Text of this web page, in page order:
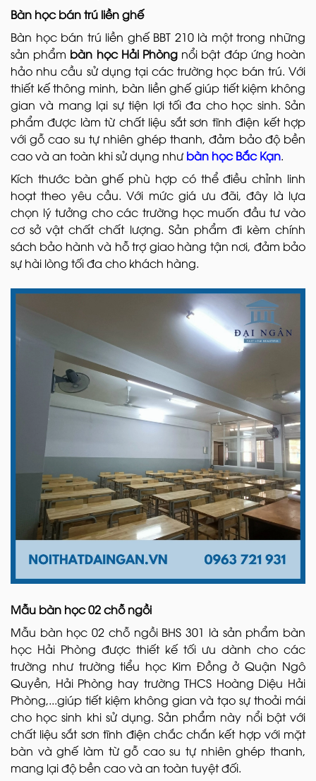
Bàn học bán trú liền ghế
Bàn học bán trú liền ghế BBT 210 là một trong những
sản phẩm bàn học Hải Phòng nổi bật đáp ứng hoàn
hảo nhu cầu sử dụng tại các trường học bán trú. Với
thiết kế thông minh, bàn liền ghế giúp tiết kiệm không
gian và mang lại sự tiện lợi tối đa cho học sinh. Sản
phẩm được làm từ chất liệu sắt sơn tĩnh điện kết hợp
với gỗ cao su tự nhiên ghép thanh, đảm bảo độ bền
cao và an toàn khi sử dụng như bàn học Bắc Kạn.
Kích thước bàn ghế phù hợp có thể điều chỉnh linh
hoạt theo yêu cầu. Với mức giá ưu đãi, đây là lựa
chọn lý tưởng cho các trường học muốn đầu tư vào
cơ sở vật chất chất lượng. Sản phẩm đi kèm chính
sách bảo hành và hỗ trợ giao hàng tận nơi, đảm bảo
sự hài lòng tối đa cho khách hàng.
Mẫu bàn học 02 chỗ ngồi
Mẫu bàn học 02 chỗ ngồi BHS 301 là sản phẩm bàn
học Hải Phòng được thiết kế tối ưu dành cho các
trường như trường tiểu học Kim Đồng ở Quận Ngô
Quyền, Hải Phòng hay trường THCS Hoàng Diệu Hải
Phòng,...giúp tiết kiệm không gian và tạo sự thoải mái
cho học sinh khi sử dụng. Sản phẩm này nổi bật với
chất liệu sắt sơn tĩnh điện chắc chắn kết hợp với mặt
bàn và ghế làm từ gỗ cao su tự nhiên ghép thanh,
mang lại độ bền cao và an toàn tuyệt đối.